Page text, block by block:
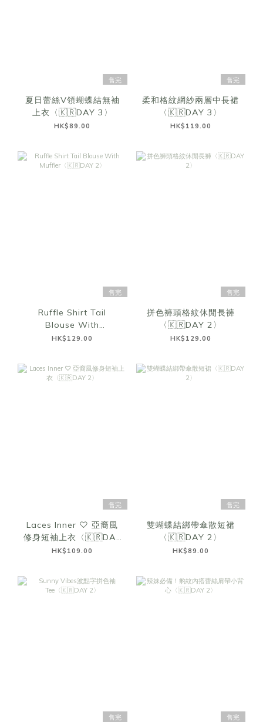
售完
夏日蕾絲V領蝴蝶結無袖
上衣〈🇰🇷DAY 3〉
HK$89.00
售完
柔和格紋網紗兩層中長裙
〈🇰🇷DAY 3〉
HK$119.00
售完
Ruffle Shirt Tail
Blouse With
Muffler〈🇰🇷DAY 2〉
HK$129.00
售完
拼色褲頭格紋休閒長褲
〈🇰🇷DAY 2〉
HK$129.00
售完
Laces Inner ♡ 亞裔風
修身短袖上衣〈🇰🇷DAY
2〉
HK$109.00
售完
雙蝴蝶結綁帶傘散短裙
〈🇰🇷DAY 2〉
HK$89.00
售完 售完